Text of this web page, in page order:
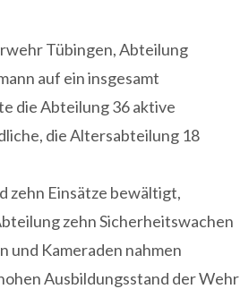
Tübingen, Abteilung
auf ein insgesamt
die Abteilung 36 aktive
die Altersabteilung 18
zehn Einsätze bewältigt,
zehn Sicherheitswachen
und Kameraden nahmen
Ausbildungsstand der Wehr